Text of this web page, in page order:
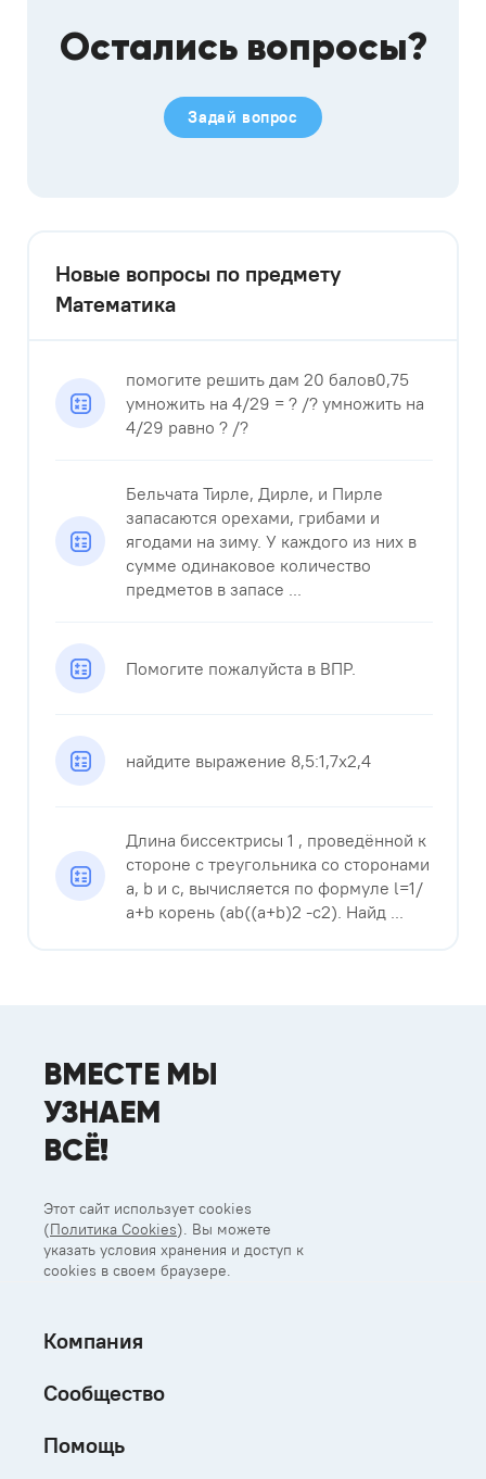
Остались вопросы?
Задай вопрос
Новые вопросы по предмету
Математика
помогите решить дам 20 балов0,75
умножить на 4/29 = ? /? умножить на
4/29 равно ? /?
Бельчата Тирле, Дирле, и Пирле
запасаются орехами, грибами и
ягодами на зиму. У каждого из них в
сумме одинаковое количество
предметов в запасе ...
Помогите пожалуйста в ВПР.
найдите выражение 8,5:1,7х2,4
Длина биссектрисы 1 , проведённой к
стороне с треугольника со сторонами
a, b и с, вычисляется по формуле l=1/
a+b корень (ab((a+b)2 -c2). Найд ...
ВМЕСТЕ МЫ
УЗНАЕМ
ВСЁ!
Этот сайт использует cookies
(Политика Cookies). Вы можете
указать условия хранения и доступ к
cookies в своем браузере.
Компания
Сообщество
Помощь